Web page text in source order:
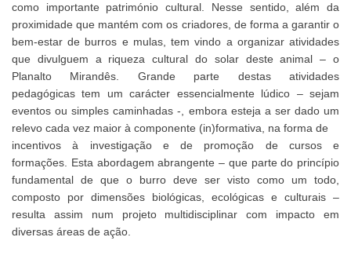
como importante património cultural. Nesse sentido, além da
proximidade que mantém com os criadores, de forma a garantir o
bem-estar de burros e mulas, tem vindo a organizar atividades
que divulguem a riqueza cultural do solar deste animal – o
Planalto Mirandês. Grande parte destas atividades
pedagógicas tem um carácter essencialmente lúdico – sejam
eventos ou simples caminhadas -, embora esteja a ser dado um
relevo cada vez maior à componente (in)formativa, na forma de
incentivos à investigação e de promoção de cursos e
formações. Esta abordagem abrangente – que parte do princípio
fundamental de que o burro deve ser visto como um todo,
composto por dimensões biológicas, ecológicas e culturais –
resulta assim num projeto multidisciplinar com impacto em
diversas áreas de ação.